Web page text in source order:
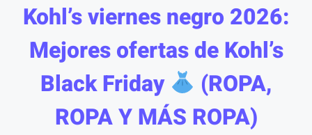
Kohl’s viernes negro 2026:
Mejores ofertas de Kohl’s
Black Friday
(ROPA,
ROPA Y MÁS ROPA)